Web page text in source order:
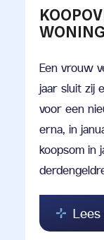
Een vrouw
jaar sluit zij
voor een
erna, in
koopsom in